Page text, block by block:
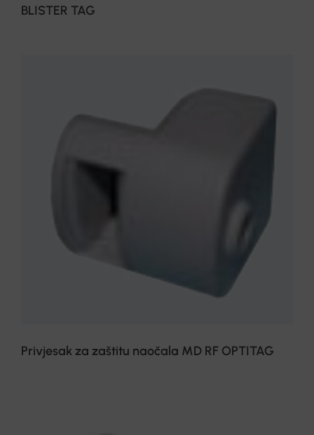
BLISTER TAG
Privjesak za zaštitu naočala MD RF OPTITAG